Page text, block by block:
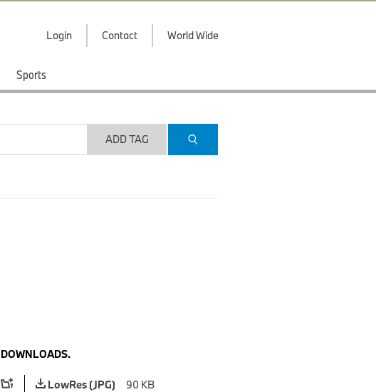
Login Contact World Wide
Sports
ADD TAG
DOWNLOADS.
LowRes (JPG)
90 KB